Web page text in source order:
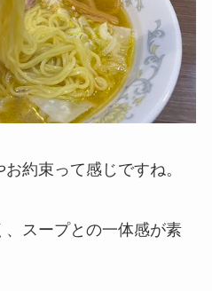
約束って感じですね。
スープとの一体感が素